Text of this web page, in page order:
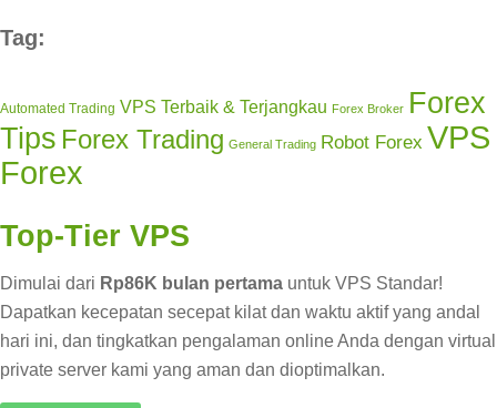
Tag:
Automated Trading VPS Terbaik & Terjangkau Forex Broker Forex
Tips Forex Trading General Trading Robot Forex VPS
Forex
Top-Tier VPS
Dimulai dari Rp86K bulan pertama untuk VPS Standar!
Dapatkan kecepatan secepat kilat dan waktu aktif yang andal
hari ini, dan tingkatkan pengalaman online Anda dengan virtual
private server kami yang aman dan dioptimalkan.